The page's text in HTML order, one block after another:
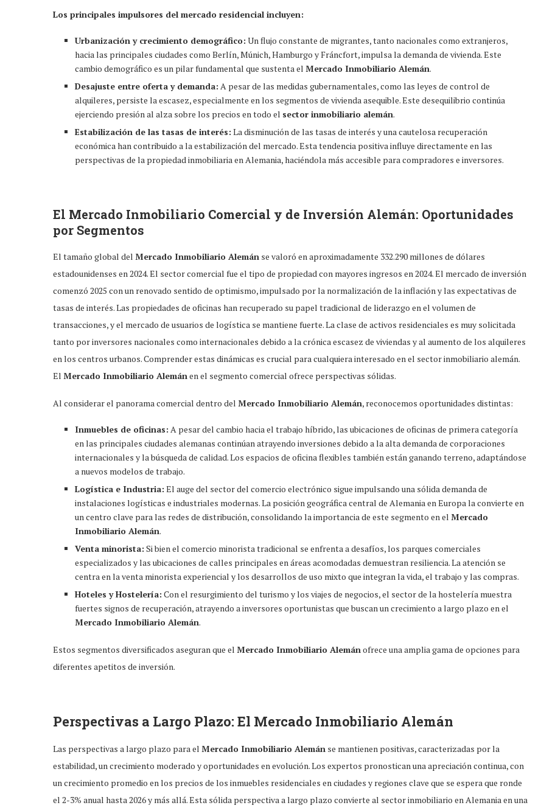
Los principales impulsores del mercado residencial incluyen:
Urbanización y crecimiento demográfico: Un flujo constante de migrantes, tanto nacionales como extranjeros,
hacia las principales ciudades como Berlín, Múnich, Hamburgo y Fráncfort, impulsa la demanda de vivienda. Este
cambio demográfico es un pilar fundamental que sustenta el Mercado Inmobiliario Alemán.
Desajuste entre oferta y demanda: A pesar de las medidas gubernamentales, como las leyes de control de
alquileres, persiste la escasez, especialmente en los segmentos de vivienda asequible. Este desequilibrio continúa
ejerciendo presión al alza sobre los precios en todo el sector inmobiliario alemán.
Estabilización de las tasas de interés: La disminución de las tasas de interés y una cautelosa recuperación
económica han contribuido a la estabilización del mercado. Esta tendencia positiva influye directamente en las
perspectivas de la propiedad inmobiliaria en Alemania, haciéndola más accesible para compradores e inversores.
El Mercado Inmobiliario Comercial y de Inversión Alemán: Oportunidades
por Segmentos
El tamaño global del Mercado Inmobiliario Alemán se valoró en aproximadamente 332.290 millones de dólares
estadounidenses en 2024. El sector comercial fue el tipo de propiedad con mayores ingresos en 2024. El mercado de inversión
comenzó 2025 con un renovado sentido de optimismo, impulsado por la normalización de la inflación y las expectativas de
tasas de interés. Las propiedades de oficinas han recuperado su papel tradicional de liderazgo en el volumen de
transacciones, y el mercado de usuarios de logística se mantiene fuerte. La clase de activos residenciales es muy solicitada
tanto por inversores nacionales como internacionales debido a la crónica escasez de viviendas y al aumento de los alquileres
en los centros urbanos. Comprender estas dinámicas es crucial para cualquiera interesado en el sector inmobiliario alemán.
El Mercado Inmobiliario Alemánen el segmento comercial ofrece perspectivas sólidas.
Al considerar el panorama comercial dentro del Mercado Inmobiliario Alemán, reconocemos oportunidades distintas:
Inmuebles de oficinas: A pesar del cambio hacia el trabajo híbrido, las ubicaciones de oficinas de primera categoría
en las principales ciudades alemanas continúan atrayendo inversiones debido a la alta demanda de corporaciones
internacionales y la búsqueda de calidad. Los espacios de oficina flexibles también están ganando terreno, adaptándose
a nuevos modelos de trabajo.
Logística e Industria: El auge del sector del comercio electrónico sigue impulsando una sólida demanda de
instalaciones logísticas e industriales modernas. La posición geográfica central de Alemania en Europa la convierte en
un centro clave para las redes de distribución, consolidando la importancia de este segmento en el Mercado
Inmobiliario Alemán.
Venta minorista: Si bien el comercio minorista tradicional se enfrenta a desafíos, los parques comerciales
especializados y las ubicaciones de calles principales en áreas acomodadas demuestran resiliencia. La atención se
centra en la venta minorista experiencial y los desarrollos de uso mixto que integran la vida, el trabajo y las compras.
Hoteles y Hostelería: Con el resurgimiento del turismo y los viajes de negocios, el sector de la hostelería muestra
fuertes signos de recuperación, atrayendo a inversores oportunistas que buscan un crecimiento a largo plazo en el
Mercado Inmobiliario Alemán.
Estos segmentos diversificados aseguran que el Mercado Inmobiliario Alemánofrece una amplia gama de opciones para
diferentes apetitos de inversión.
Perspectivas a Largo Plazo: El Mercado Inmobiliario Alemán
Las perspectivas a largo plazo para el Mercado Inmobiliario Alemán se mantienen positivas, caracterizadas por la
estabilidad, un crecimiento moderado y oportunidades en evolución. Los expertos pronostican una apreciación continua, con
un crecimiento promedio en los precios de los inmuebles residenciales en ciudades y regiones clave que se espera que ronde
el 2-3% anual hasta 2026 y más allá. Esta sólida perspectiva a largo plazo convierte al sector inmobiliario en Alemania en una